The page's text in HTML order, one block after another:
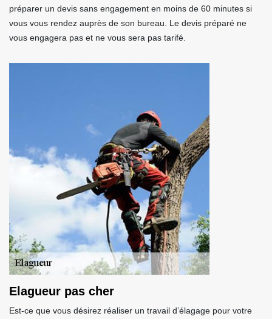
préparer un devis sans engagement en moins de 60 minutes si
vous vous rendez auprès de son bureau. Le devis préparé ne
vous engagera pas et ne vous sera pas tarifé.
Elagueur pas cher
Est-ce que vous désirez réaliser un travail d’élagage pour votre